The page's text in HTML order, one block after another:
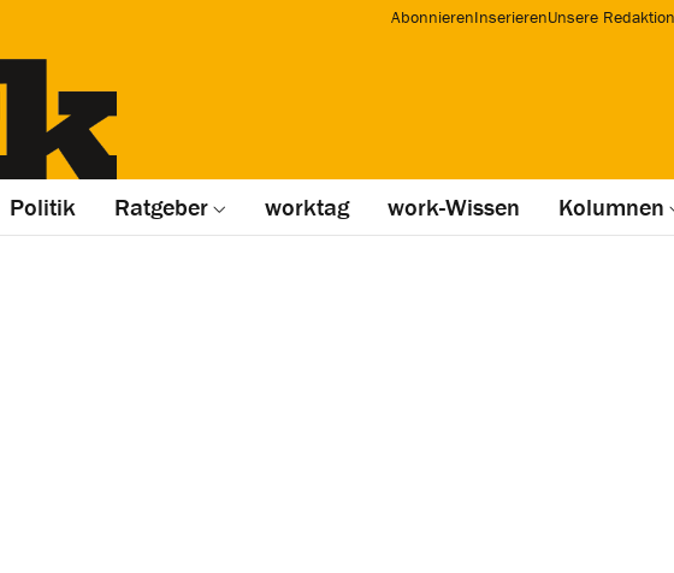
AbonnierenInserierenUnsere Redaktion
Politik Ratgeber worktag work-Wissen Kolumnen